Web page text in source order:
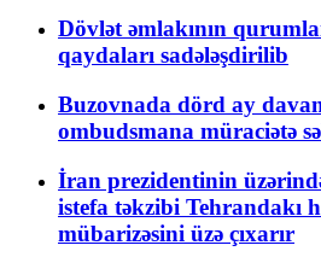
Dövlət əmlakının
qaydaları sadələşdirilib
Buzovnada dörd ay
ombudsmana müraciətə
İran prezidentinin
istefa təkzibi Tehrandakı
mübarizəsini üzə çıxarır